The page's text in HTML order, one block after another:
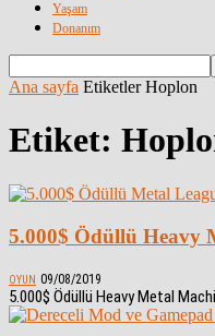
Yaşam
Donanım
Ana sayfa Etiketler Hoplon
Etiket:
5.000$ Ödüllü Heavy
OYUN 09/08/2019
5.000$ Ödüllü Heavy Metal